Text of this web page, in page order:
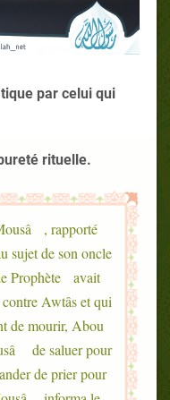
par celui qui
rituelle.
, rapporté
sujet de son oncle
Prophète avait
Awtâs et qui
de mourir, Abou
de saluer pour
de prier pour